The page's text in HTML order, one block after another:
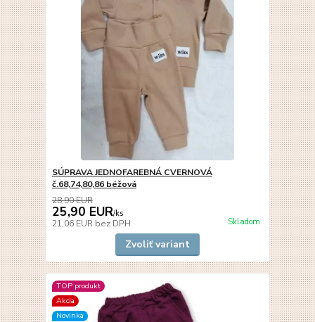
SÚPRAVA JEDNOFAREBNÁ CVERNOVÁ
č.68,74,80,86 béžová
28,90 EUR
25,90 EUR/ks
21,06 EUR bez DPH Skladom
Zvoliť variant
TOP produkt
Akcia
Novinka